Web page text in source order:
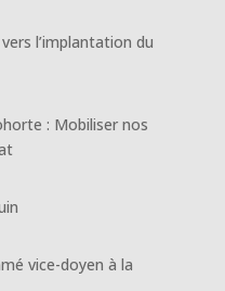
l’implantation du
: Mobiliser nos
vice-doyen à la